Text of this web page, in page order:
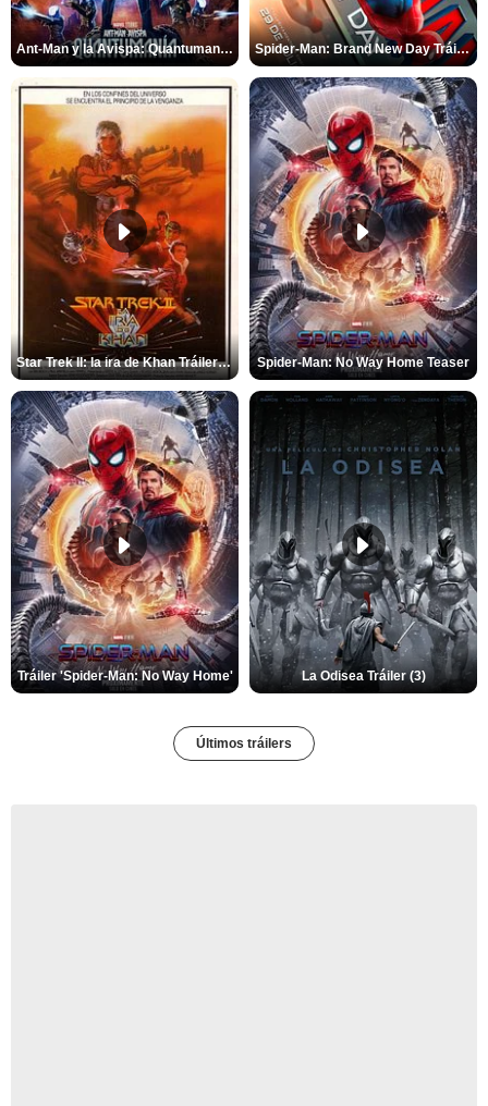
Ant-Man y la Avispa: Quantumanía Tráiler (2) Spider-Man: Brand New Day Tráiler (3)
Star Trek II: la ira de Khan Tráiler VO Spider-Man: No Way Home Teaser
Tráiler 'Spider-Man: No Way Home' La Odisea Tráiler (3)
Últimos tráilers